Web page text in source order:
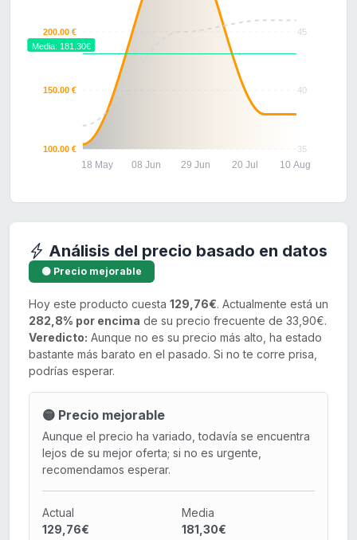
45
40
35
200.00 €
150.00 €
100.00 €
18 May 08 Jun 29 Jun 20 Jul 10 Aug
Media: 181.30€
Análisis del precio basado en datos
🟡 Precio mejorable
Hoy este producto cuesta 129,76€. Actualmente está un
282,8% por encima de su precio frecuente de 33,90€.
Veredicto: Aunque no es su precio más alto, ha estado
bastante más barato en el pasado. Si no te corre prisa,
podrías esperar.
🟡 Precio mejorable
Aunque el precio ha variado, todavía se encuentra
lejos de su mejor oferta; si no es urgente,
recomendamos esperar.
Actual
129,76€
Media
181,30€